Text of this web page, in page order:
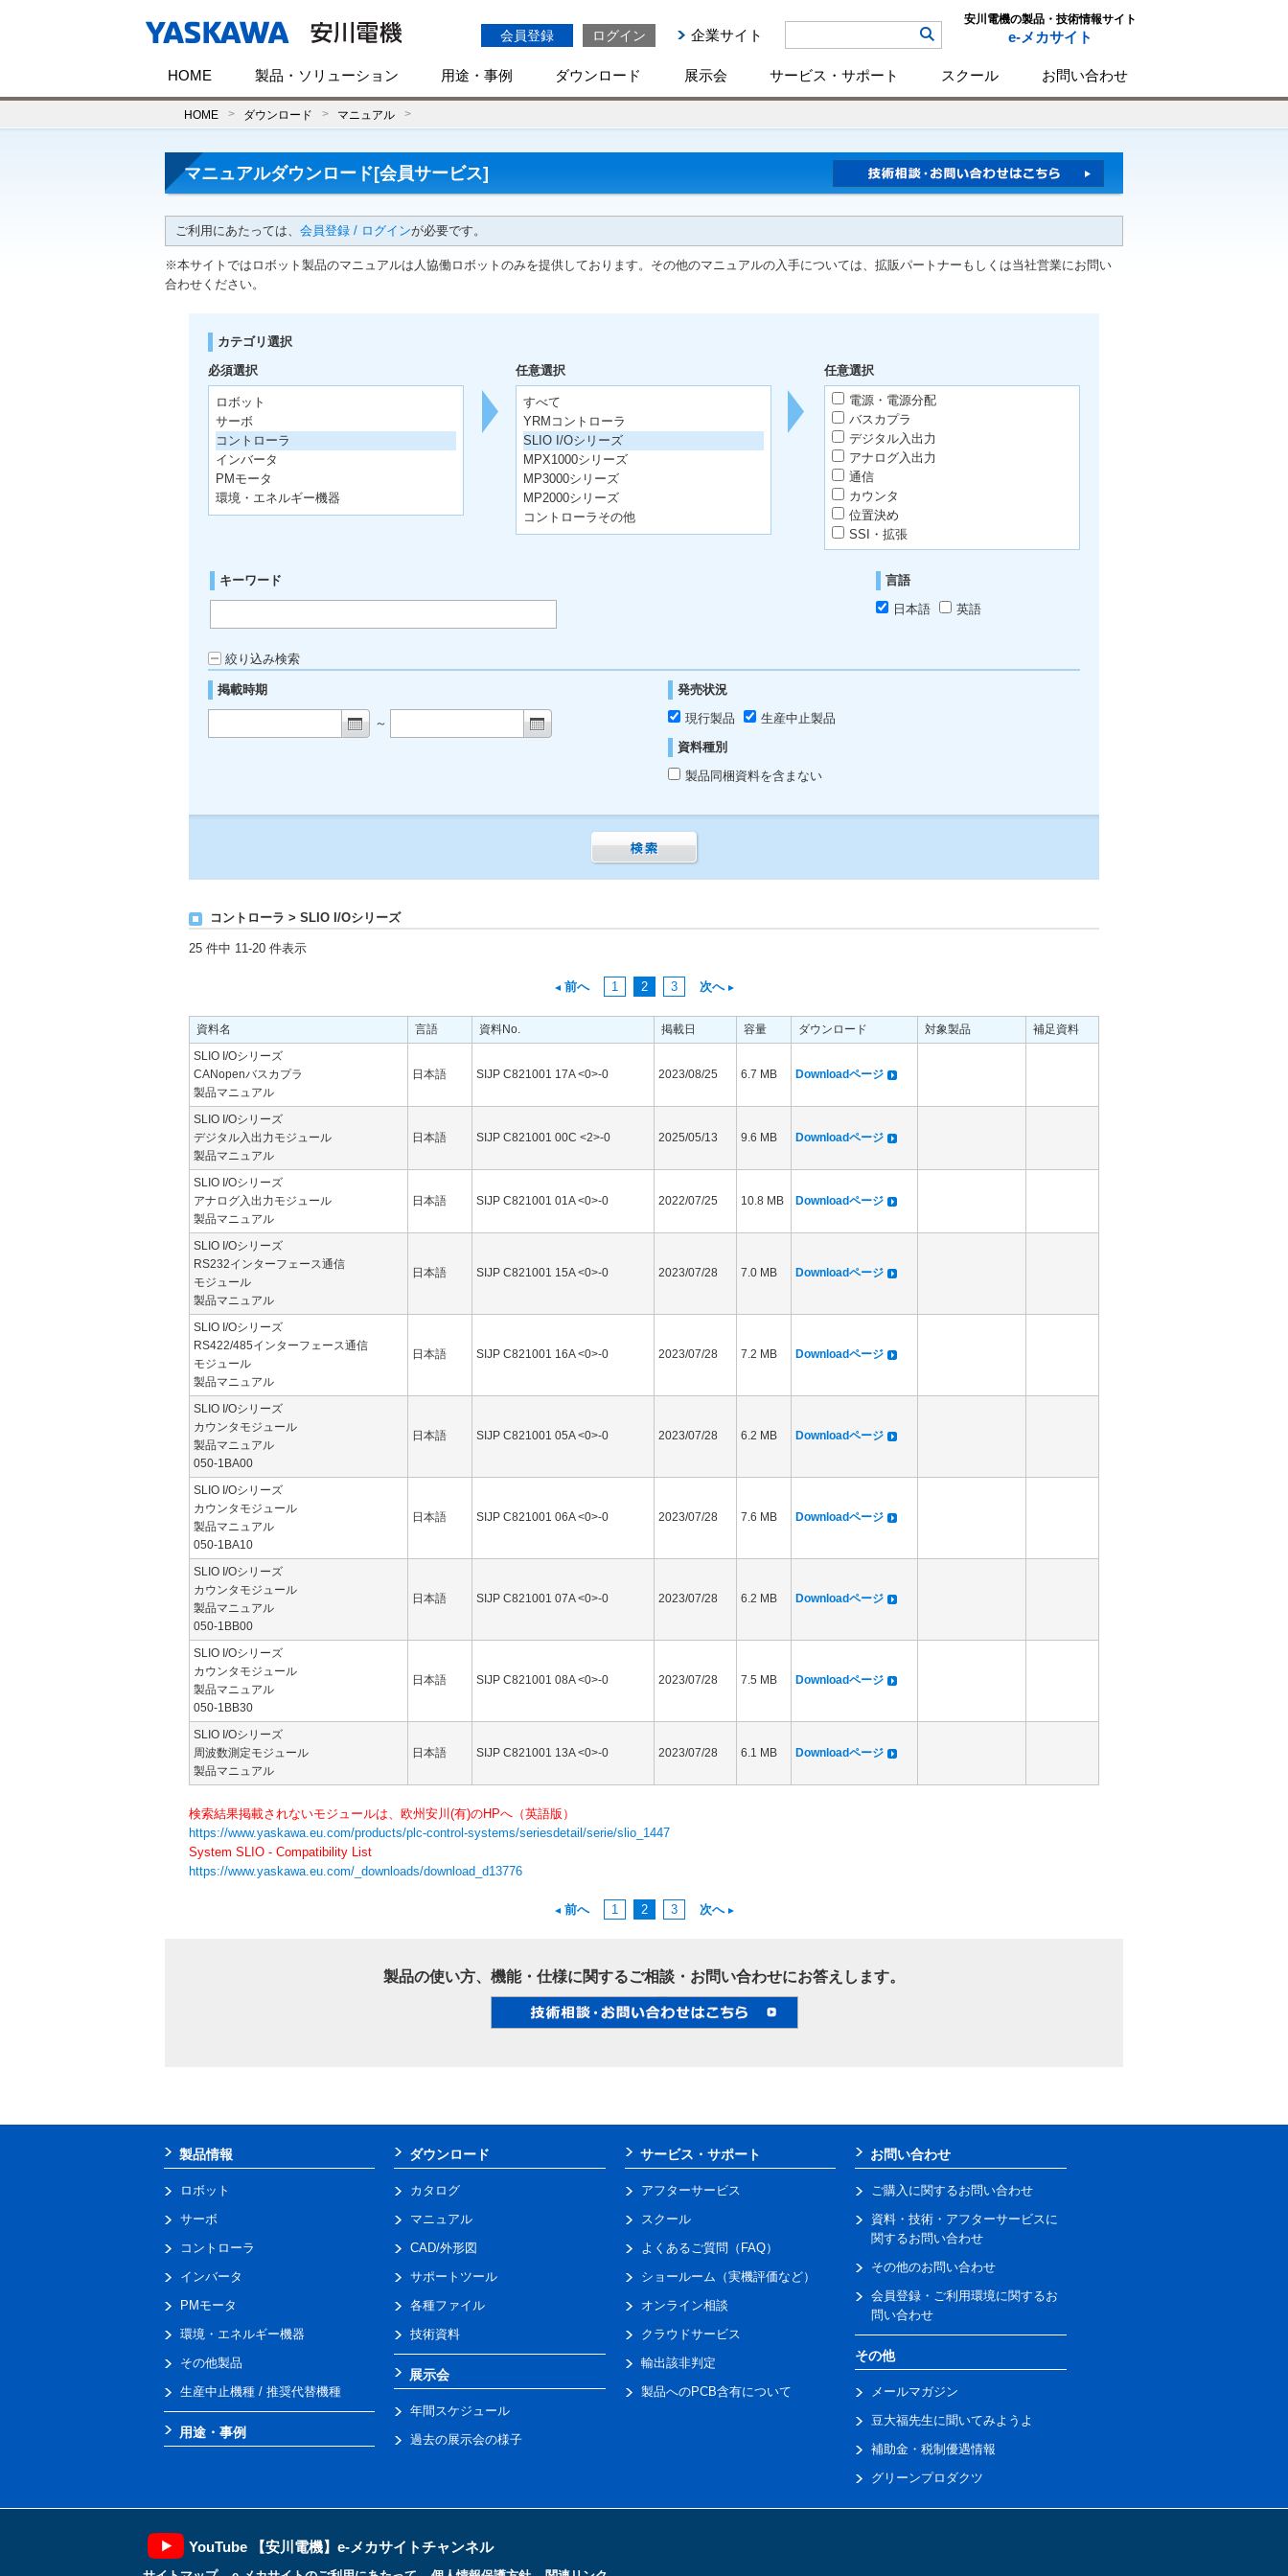
会員登録 ログイン 企業サイト
安川電機の製品・技術情報サイト
e-メカサイト
HOME 製品・ソリューション 用途・事例 ダウンロード 展示会 サービス・サポート スクール お問い合わせ
HOME ダウンロード マニュアル
マニュアルダウンロード[会員サービス]
ご利用にあたっては、 会員登録 / ログインが必要です。
※本サイトではロボット製品のマニュアルは人協働ロボットのみを提供しております。その他のマニュアルの入手については、拡販パートナーもしくは当社営業にお問い
合わせください。
カテゴリ選択
必須選択
ロボット
サーボ
コントローラ
インバータ
PMモータ
環境・エネルギー機器
任意選択
すべて
YRMコントローラ
SLIO I/Oシリーズ
MPX1000シリーズ
MP3000シリーズ
MP2000シリーズ
コントローラその他
任意選択
電源・電源分配
バスカプラ
デジタル入出力
アナログ入出力
通信
カウンタ
位置決め
SSI・拡張
キーワード
言語
日本語
英語
絞り込み検索
掲載時期
～
発売状況
現行製品
生産中止製品
資料種別
製品同梱資料を含まない
コントローラ > SLIO I/Oシリーズ
25 件中 11-20 件表示
前へ 1 2 3 次へ
資料名 言語 資料No. 掲載日 容量 ダウンロード 対象製品
補足資料
SLIO I/Oシリーズ
CANopenバスカプラ
製品マニュアル
日本語 SIJP C821001 17A <0>-0 2023/08/25 6.7 MB Downloadページ
SLIO I/Oシリーズ
デジタル入出力モジュール
製品マニュアル
日本語 SIJP C821001 00C <2>-0 2025/05/13 9.6 MB Downloadページ
SLIO I/Oシリーズ
アナログ入出力モジュール
製品マニュアル
日本語 SIJP C821001 01A <0>-0 2022/07/25 10.8 MB Downloadページ
SLIO I/Oシリーズ
RS232インターフェース通信
モジュール
製品マニュアル
日本語 SIJP C821001 15A <0>-0 2023/07/28 7.0 MB Downloadページ
SLIO I/Oシリーズ
RS422/485インターフェース通信
モジュール
製品マニュアル
日本語 SIJP C821001 16A <0>-0 2023/07/28 7.2 MB Downloadページ
SLIO I/Oシリーズ
カウンタモジュール
製品マニュアル
050-1BA00
日本語 SIJP C821001 05A <0>-0 2023/07/28 6.2 MB Downloadページ
SLIO I/Oシリーズ
カウンタモジュール
製品マニュアル
050-1BA10
日本語 SIJP C821001 06A <0>-0 2023/07/28 7.6 MB Downloadページ
SLIO I/Oシリーズ
カウンタモジュール
製品マニュアル
050-1BB00
日本語 SIJP C821001 07A <0>-0 2023/07/28 6.2 MB Downloadページ
SLIO I/Oシリーズ
カウンタモジュール
製品マニュアル
050-1BB30
日本語 SIJP C821001 08A <0>-0 2023/07/28 7.5 MB Downloadページ
SLIO I/Oシリーズ
周波数測定モジュール
製品マニュアル
日本語 SIJP C821001 13A <0>-0 2023/07/28 6.1 MB Downloadページ
検索結果掲載されないモジュールは、欧州安川(有)のHPへ（英語版）
https://www.yaskawa.eu.com/products/plc-control-systems/seriesdetail/serie/slio_1447
System SLIO - Compatibility List
https://www.yaskawa.eu.com/_downloads/download_d13776
前へ 1 2 3 次へ
製品の使い方、機能・仕様に関するご相談・お問い合わせにお答えします。
製品情報
ロボット
サーボ
コントローラ
インバータ
PMモータ
環境・エネルギー機器
その他製品
生産中止機種 / 推奨代替機種
用途・事例
ダウンロード
カタログ
マニュアル
CAD/外形図
サポートツール
各種ファイル
技術資料
展示会
年間スケジュール
過去の展示会の様子
サービス・サポート
アフターサービス
スクール
よくあるご質問（FAQ）
ショールーム（実機評価など）
オンライン相談
クラウドサービス
輸出該非判定
製品へのPCB含有について
お問い合わせ
ご購入に関するお問い合わせ
資料・技術・アフターサービスに
関するお問い合わせ
その他のお問い合わせ
会員登録・ご利用環境に関するお
問い合わせ
その他
メールマガジン
豆大福先生に聞いてみようよ
補助金・税制優遇情報
グリーンプロダクツ
YouTube 【安川電機】e-メカサイトチャンネル